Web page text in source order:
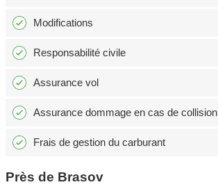
Modifications
Responsabilité civile
Assurance vol
Assurance dommage en cas de collision
Frais de gestion du carburant
Près de Brasov